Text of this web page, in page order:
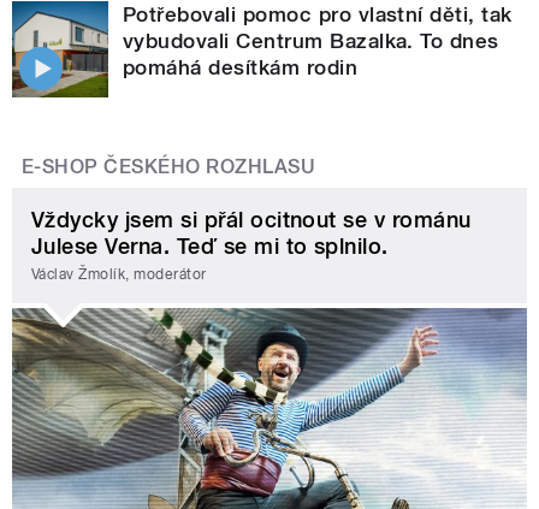
Potřebovali pomoc pro vlastní děti, tak
vybudovali Centrum Bazalka. To dnes
pomáhá desítkám rodin
E-SHOP ČESKÉHO ROZHLASU
Vždycky jsem si přál ocitnout se v románu
Julese Verna. Teď se mi to splnilo.
Václav Žmolík, moderátor